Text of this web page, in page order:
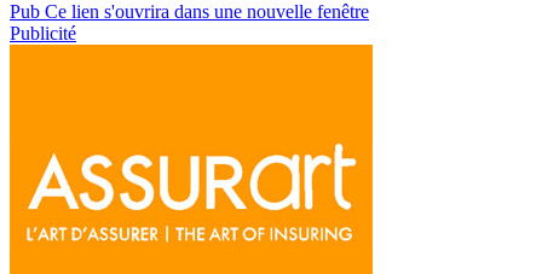
Pub Ce lien s'ouvrira dans une nouvelle fenêtre
Publicité